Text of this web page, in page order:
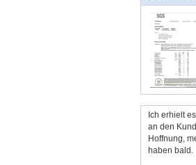
Ich erhielt
an den
Hoffnung,
haben bald.